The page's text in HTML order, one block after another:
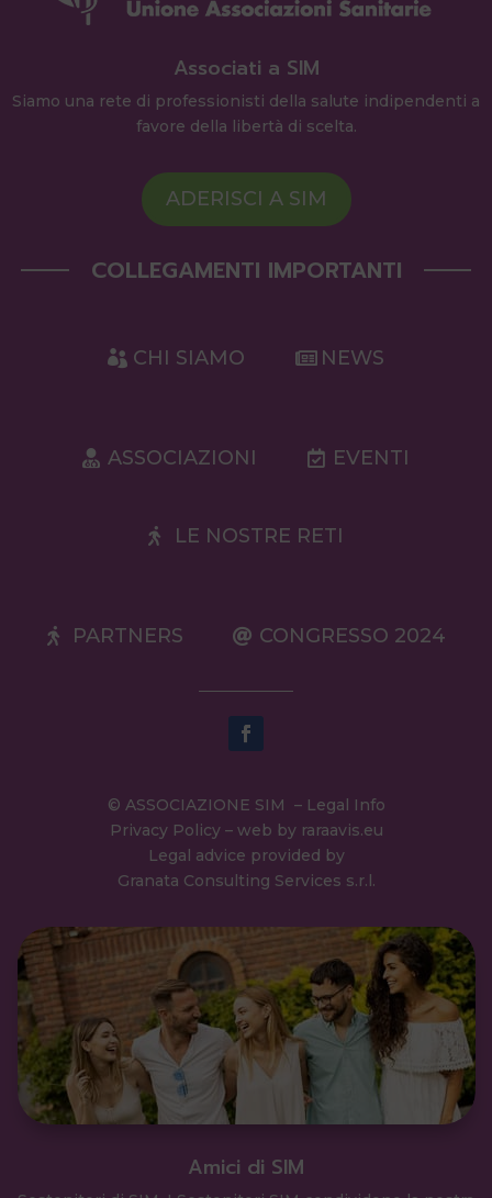
Associati a SIM
Siamo una rete di professionisti della salute indipendenti a
favore della libertà di scelta.
ADERISCI A SIM
COLLEGAMENTI IMPORTANTI
CHI SIAMO NEWS
ASSOCIAZIONI EVENTI
LE NOSTRE RETI
PARTNERS CONGRESSO 2024
© ASSOCIAZIONE SIM – Legal Info
Privacy Policy– web by raraavis.eu
Legal advice provided by
Granata Consulting Services s.r.l.
Amici di SIM